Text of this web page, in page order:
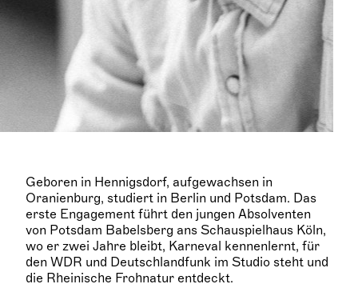
Geboren in Hennigsdorf, aufgewachsen in
Oranienburg, studiert in Berlin und Potsdam. Das
erste Engagement führt den jungen Absolventen
von Potsdam Babelsberg ans Schauspielhaus Köln,
wo er zwei Jahre bleibt, Karneval kennenlernt, für
den WDR und Deutschlandfunk im Studio steht und
die Rheinische Frohnatur entdeckt.